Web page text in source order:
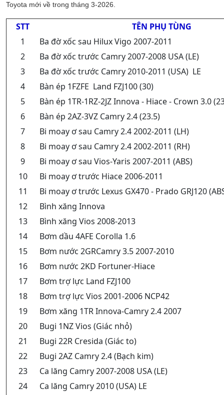
Toyota mới về trong tháng 3-2026.
STT
TÊN PHỤ TÙNG
1
Ba đờ xốc sau Hilux Vigo 2007-2011
2
Ba đờ xốc trước Camry 2007-2008 USA (LE)
3
Ba đờ xốc trước Camry 2010-2011 (USA) LE
4
Bàn ép 1FZFE Land FZJ100 (30)
5
Bàn ép 1TR-1RZ-2JZ Innova - Hiace - Crown 3.0
6
Bàn ép 2AZ-3VZ Camry 2.4 (23.5)
7
Bi moay ơ sau Camry 2.4 2002-2011 (LH)
8
Bi moay ơ sau Camry 2.4 2002-2011 (RH)
9
Bi moay ơ sau Vios-Yaris 2007-2011 (ABS)
10
Bi moay ơ trước Hiace 2006-2011
11
Bi moay ơ trước Lexus GX470 - Prado GRJ120
12
Bình xăng Innova
13
Bình xăng Vios 2008-2013
14
Bơm dầu 4AFE Corolla 1.6
15
Bơm nước 2GRCamry 3.5 2007-2010
16
Bơm nước 2KD Fortuner-Hiace
17
Bơm trợ lực Land FZJ100
18
Bơm trợ lực Vios 2001-2006 NCP42
19
Bơm xăng 1TR Innova-Camry 2.4 2007
20
Bugi 1NZ Vios (Giác nhỏ)
21
Bugi 22R Cresida (Giác to)
22
Bugi 2AZ Camry 2.4 (Bạch kim)
23
Ca lăng Camry 2007-2008 USA (LE)
24
Ca lăng Camry 2010 (USA) LE